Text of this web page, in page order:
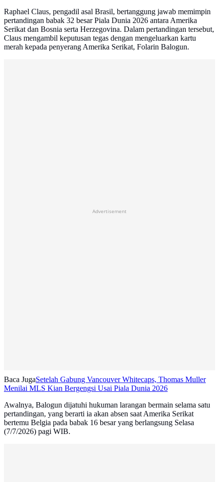
Raphael Claus, pengadil asal Brasil, bertanggung jawab memimpin
pertandingan babak 32 besar Piala Dunia 2026 antara Amerika
Serikat dan Bosnia serta Herzegovina. Dalam pertandingan tersebut,
Claus mengambil keputusan tegas dengan mengeluarkan kartu
merah kepada penyerang Amerika Serikat, Folarin Balogun.
Advertisement
Baca JugaSetelah Gabung Vancouver Whitecaps, Thomas Muller
Menilai MLS Kian Bergengsi Usai Piala Dunia 2026
Awalnya, Balogun dijatuhi hukuman larangan bermain selama satu
pertandingan, yang berarti ia akan absen saat Amerika Serikat
bertemu Belgia pada babak 16 besar yang berlangsung Selasa
(7/7/2026) pagi WIB.